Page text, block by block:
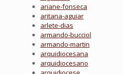
ariane-fonseca
aritana-aguiar
arlete-dias
armando-bucciol
armando-martin
arquidiocesana
arquidiocesano